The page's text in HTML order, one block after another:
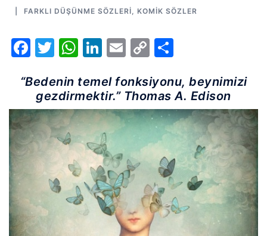
FARKLI DÜŞÜNME SÖZLERI KOMIK SÖZLER
Facebook
Twitter
WhatsApp
LinkedIn
Email
Copy
“Bedenin temel fonksiyonu, beynimizi
gezdirmektir.” Thomas A. Edison